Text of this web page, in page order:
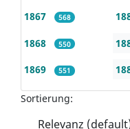
1867 568
1868 550
1869 551
Sortierung: